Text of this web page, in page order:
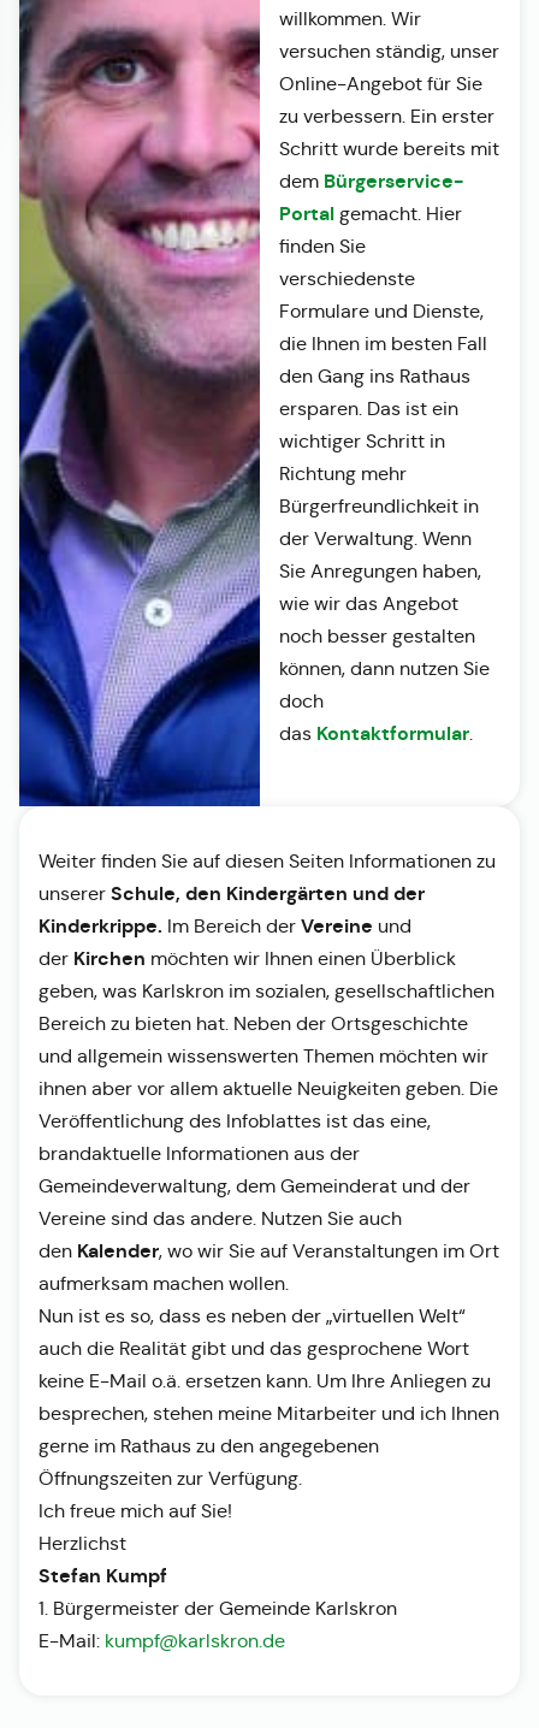
willkommen. Wir
versuchen ständig, unser
Online-Angebot für Sie
zu verbessern. Ein erster
Schritt wurde bereits mit
dem Bürgerservice-
Portalgemacht. Hier
finden Sie
verschiedenste
Formulare und Dienste,
die Ihnen im besten Fall
den Gang ins Rathaus
ersparen. Das ist ein
wichtiger Schritt in
Richtung mehr
Bürgerfreundlichkeit in
der Verwaltung. Wenn
Sie Anregungen haben,
wie wir das Angebot
noch besser gestalten
können, dann nutzen Sie
doch
das Kontaktformular.
Weiter finden Sie auf diesen Seiten Informationen zu
unserer Schule, den Kindergärten und der
Kinderkrippe. Im Bereich der Vereine und
der Kirchen möchten wir Ihnen einen Überblick
geben, was Karlskron im sozialen, gesellschaftlichen
Bereich zu bieten hat. Neben der Ortsgeschichte
und allgemein wissenswerten Themen möchten wir
ihnen aber vor allem aktuelle Neuigkeiten geben. Die
Veröffentlichung des Infoblattes ist das eine,
brandaktuelle Informationen aus der
Gemeindeverwaltung, dem Gemeinderat und der
Vereine sind das andere. Nutzen Sie auch
den Kalender, wo wir Sie auf Veranstaltungen im Ort
aufmerksam machen wollen.
Nun ist es so, dass es neben der „virtuellen Welt“
auch die Realität gibt und das gesprochene Wort
keine E-Mail o.ä. ersetzen kann. Um Ihre Anliegen zu
besprechen, stehen meine Mitarbeiter und ich Ihnen
gerne im Rathaus zu den angegebenen
Öffnungszeiten zur Verfügung.
Ich freue mich auf Sie!
Herzlichst
Stefan Kumpf
1. Bürgermeister der Gemeinde Karlskron
E-Mail: kumpf@karlskron.de